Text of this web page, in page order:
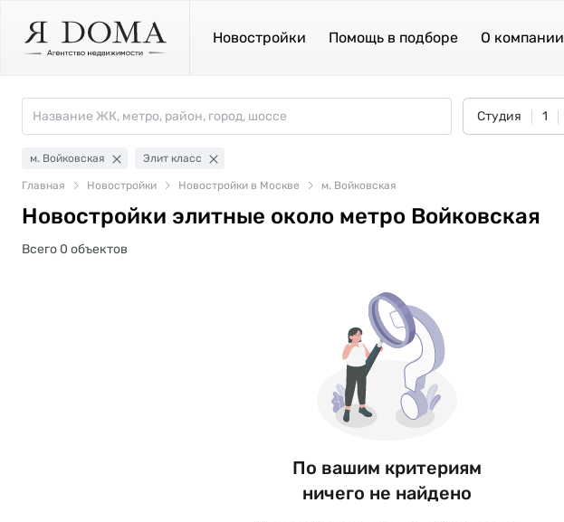
Новостройки Помощь в подборе О компании
Студия 1
м. Войковская Элит класс
Главная Новостройки Новостройки в Москве м. Войковская
Новостройки элитные около метро Войковская
Всего 0 объектов
По вашим критериям
ничего не найдено